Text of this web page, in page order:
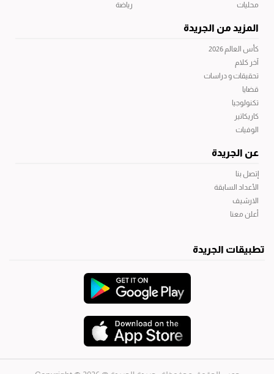
محليات
رياضة
المزيد من الجريدة
كأس العالم 2026
آخر كلام
تحقيقات و دراسات
قضايا
تكنولوجيا
كاريكاتير
الوفيات
عن الجريدة
إتصل بنا
الأعداد السابقة
الارشيف
أعلن معنا
تطبيقات الجريدة